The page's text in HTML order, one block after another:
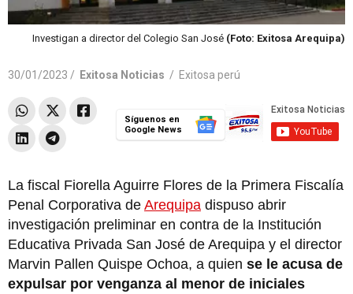
Investigan a director del Colegio San José (Foto: Exitosa Arequipa)
30/01/2023 / Exitosa Noticias / Exitosa perú
Síguenos en
Google News
La fiscal Fiorella Aguirre Flores de la Primera Fiscalía
Penal Corporativa de Arequipa dispuso abrir
investigación preliminar en contra de la Institución
Educativa Privada San José de Arequipa y el director
Marvin Pallen Quispe Ochoa, a quien se le acusa de
expulsar por venganza al menor de iniciales